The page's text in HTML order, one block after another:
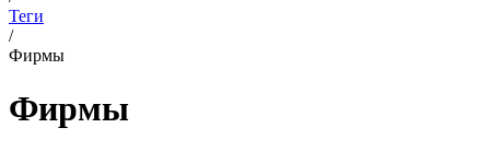
Теги
/
Фирмы
Фирмы